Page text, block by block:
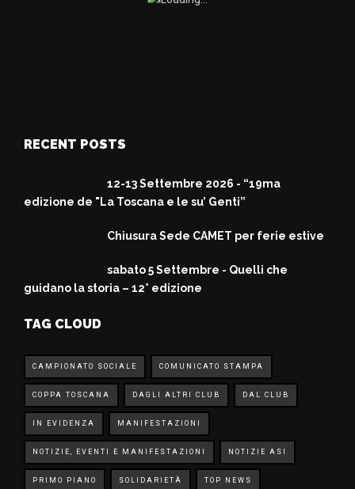
RECENT POSTS
12-13 Settembre 2026 - “19ma
edizione de "La Toscana e le su’ Genti”
Chiusura Sede CAMET per ferie estive
sabato 5 Settembre - Quelli che
guidano la storia – 12° edizione
TAG CLOUD
CAMPIONATO SOCIALE COMUNICATO STAMPA
COPPA TOSCANA DAGLI ALTRI CLUB DAL CLUB
IN EVIDENZA MANIFESTAZIONI
NOTIZIE, EVENTI E MANIFESTAZIONI NOTIZIE ASI
PRIMO PIANO SOLIDARIETÀ TOP NEWS